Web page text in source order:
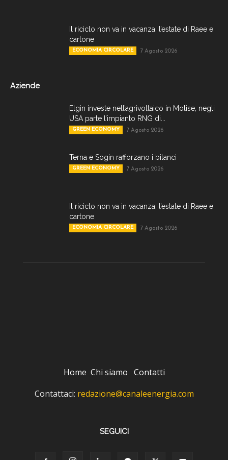
Il riciclo non va in vacanza, l’estate di Raee e
cartone
ECONOMIA CIRCOLARE 7 Agosto 2026
Aziende
Elgin investe nell’agrivoltaico in Molise, negli
USA parte l’impianto RNG di...
GREEN ECONOMY 7 Agosto 2026
Terna e Sogin rafforzano i bilanci
GREEN ECONOMY 7 Agosto 2026
Il riciclo non va in vacanza, l’estate di Raee e
cartone
ECONOMIA CIRCOLARE 7 Agosto 2026
Home Chi siamo Contatti
Contattaci: redazione@canaleenergia.com
SEGUICI